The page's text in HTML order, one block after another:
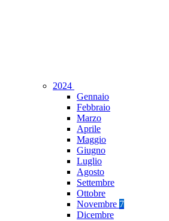
2024
Gennaio
Febbraio
Marzo
Aprile
Maggio
Giugno
Luglio
Agosto
Settembre
Ottobre
Novembre 7
Dicembre